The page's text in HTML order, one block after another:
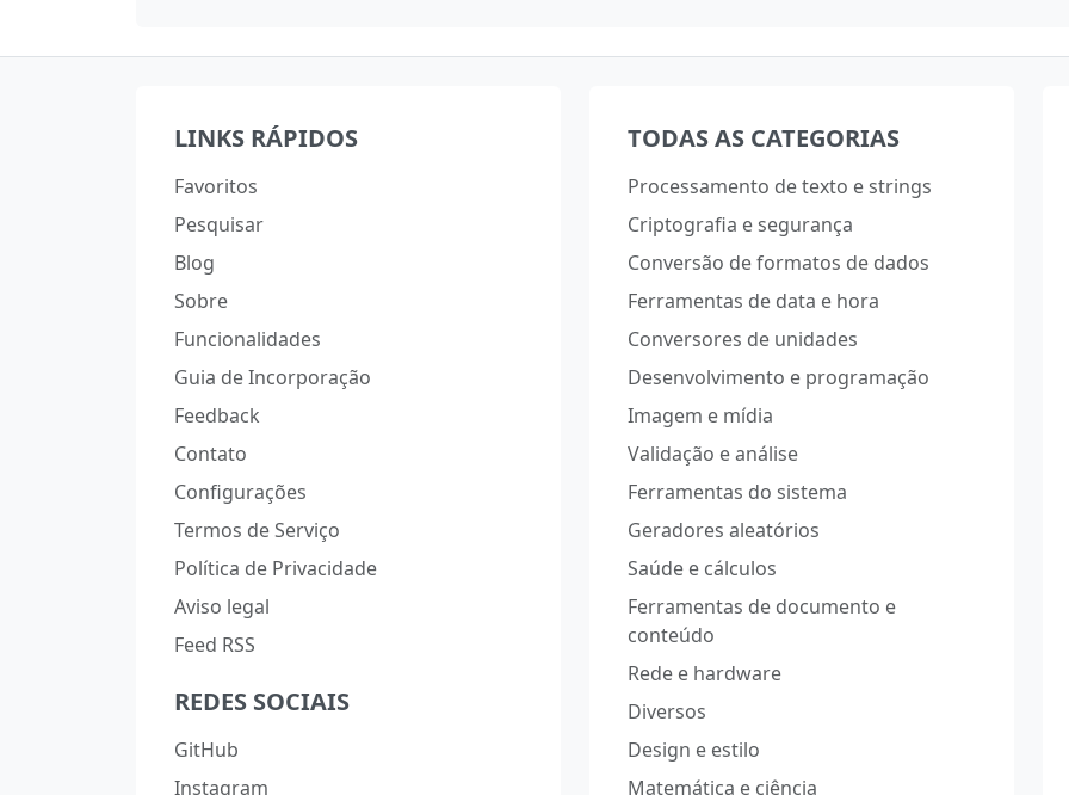
LINKS RÁPIDOS
Favoritos
Pesquisar
Blog
Sobre
Funcionalidades
Guia de Incorporação
Feedback
Contato
Configurações
Termos de Serviço
Política de Privacidade
Aviso legal
Feed RSS
REDES SOCIAIS
GitHub
Instagram
TODAS AS CATEGORIAS
Processamento de texto e strings
Criptografia e segurança
Conversão de formatos de dados
Ferramentas de data e hora
Conversores de unidades
Desenvolvimento e programação
Imagem e mídia
Validação e análise
Ferramentas do sistema
Geradores aleatórios
Saúde e cálculos
Ferramentas de documento e
conteúdo
Rede e hardware
Diversos
Design e estilo
Matemática e ciência